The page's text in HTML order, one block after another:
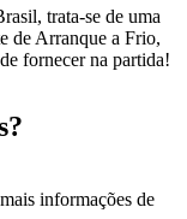
trata-se de uma
de Arranque a Frio,
fornecer na partida!
informações de